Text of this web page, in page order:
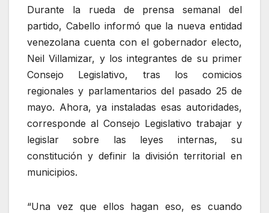
Durante la rueda de prensa semanal del
partido, Cabello informó que la nueva entidad
venezolana cuenta con el gobernador electo,
Neil Villamizar, y los integrantes de su primer
Consejo Legislativo, tras los comicios
regionales y parlamentarios del pasado 25 de
mayo. Ahora, ya instaladas esas autoridades,
corresponde al Consejo Legislativo trabajar y
legislar sobre las leyes internas, su
constitución y definir la división territorial en
municipios.
“Una vez que ellos hagan eso, es cuando